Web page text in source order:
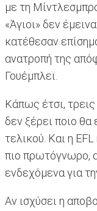
με τη
«Άγιοι» δεν
κατέθεσαν
ανατροπή της
Γουέμπλεϊ.
Κάπως έτσι,
δεν ξέρει ποιο θα
τελικού. Και η
πιο πρωτόγνωρο,
ενδεχόμενα για
Αν ισχύσει η